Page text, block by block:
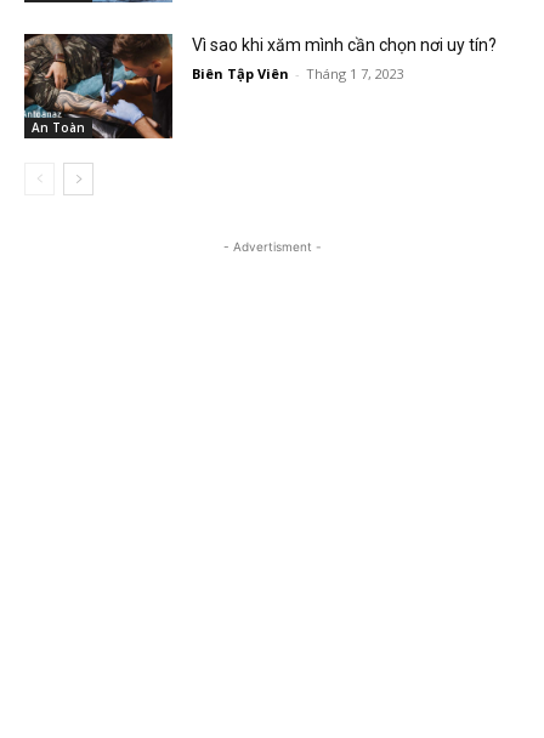
An Toàn
Vì sao khi xăm mình cần chọn nơi uy tín?
Biên Tập Viên - Tháng 1 7, 2023
- Advertisment -